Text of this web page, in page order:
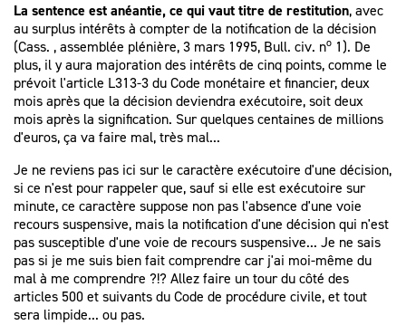
La sentence est anéantie, ce qui vaut titre de restitution, avec
au surplus intérêts à compter de la notification de la décision
(Cass. , assemblée plénière, 3 mars 1995, Bull. civ. no 1). De
plus, il y aura majoration des intérêts de cinq points, comme le
prévoit l'article L313-3 du Code monétaire et financier, deux
mois après que la décision deviendra exécutoire, soit deux
mois après la signification. Sur quelques centaines de millions
d'euros, ça va faire mal, très mal...
Je ne reviens pas ici sur le caractère exécutoire d'une décision,
si ce n'est pour rappeler que, sauf si elle est exécutoire sur
minute, ce caractère suppose non pas l'absence d'une voie
recours suspensive, mais la notification d'une décision qui n'est
pas susceptible d'une voie de recours suspensive... Je ne sais
pas si je me suis bien fait comprendre car j'ai moi-même du
mal à me comprendre ?!? Allez faire un tour du côté des
articles 500 et suivants du Code de procédure civile, et tout
sera limpide... ou pas.